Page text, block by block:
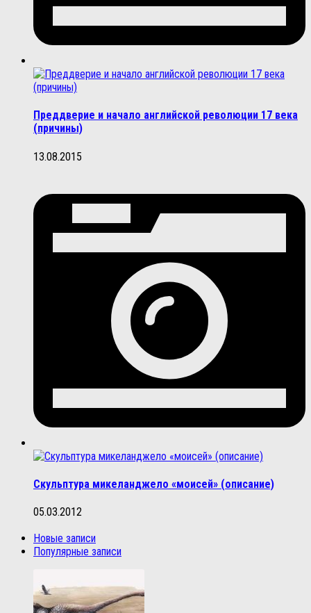
Преддверие и начало английской революции 17 века
(причины)
13.08.2015
Скульптура микеланджело «моисей» (описание)
05.03.2012
Новые записи
Популярные записи